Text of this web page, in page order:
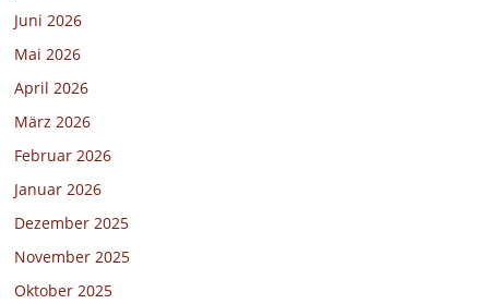
Juni 2026
Mai 2026
April 2026
März 2026
Februar 2026
Januar 2026
Dezember 2025
November 2025
Oktober 2025